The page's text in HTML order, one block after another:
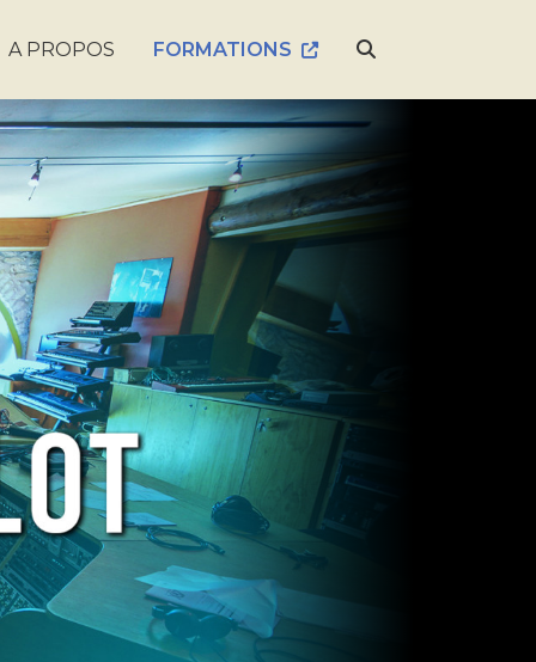
A PROPOS FORMATIONS